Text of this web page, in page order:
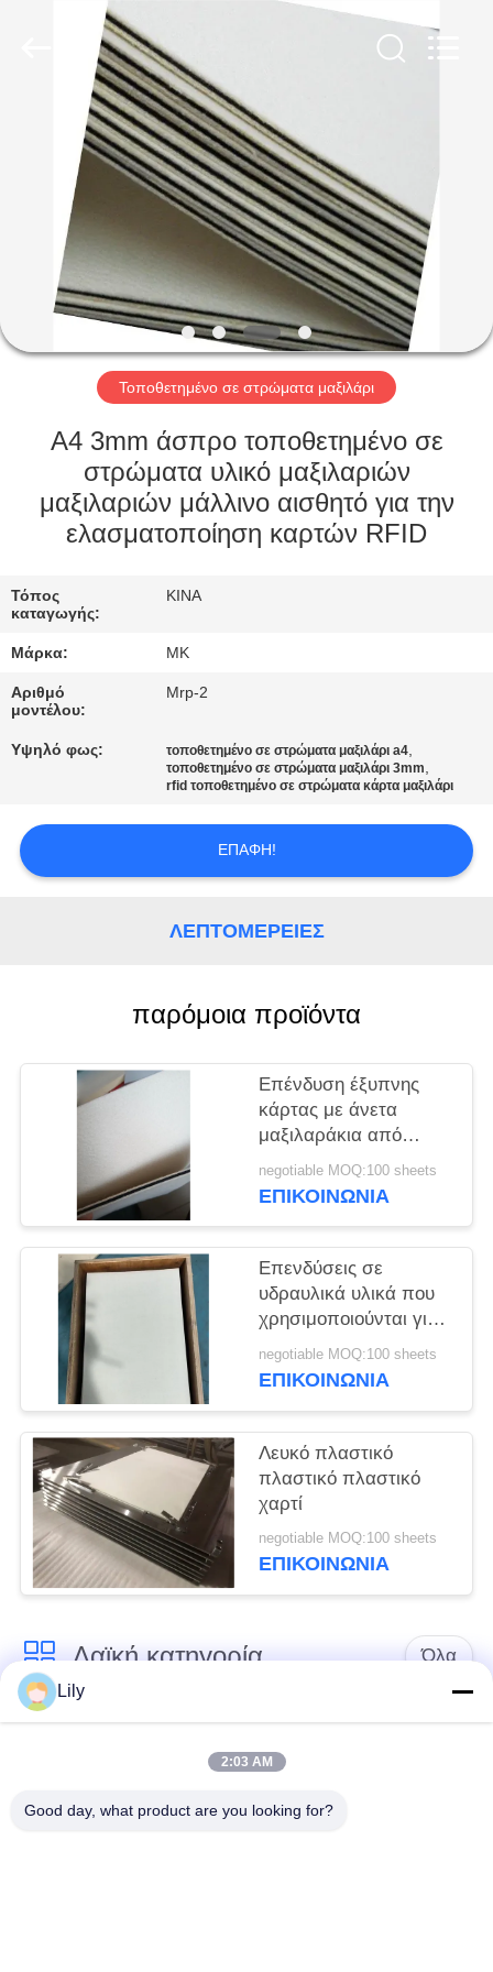
ΠΡΟΪΌΝΤΑ
ΒΊΝΤΕΟ
ΣΧΕΤΙΚΆ
ΜΕ
ΕΠΙΣΚΕΨΉ
ΕΡΓΟΣΤΑΣΊΟΥ
ΠΟΙΌΤΗΤΑΣ
ΕΠΙΚΟΙΝΩΝΉΣΤΕ
ΜΑΖΊ
ΜΑΣ
ΕΙΔΉΣΕΙΣ
ΖΗΤΉΣΤΕ
SITEMAP
PRIVACY
Τοποθετημένο σε στρώματα μαξιλάρι
A4 3mm άσπρο τοποθετημένο σε
στρώματα υλικό μαξιλαριών
μαξιλαριών μάλλινο αισθητό για την
ελασματοποίηση καρτών RFID
Τόπος
καταγωγής:
ΚΙΝΑ
Μάρκα: MK
Αριθμό
μοντέλου:
Mrp-2
Υψηλό φως: τοποθετημένο σε στρώματα μαξιλάρι a4,
τοποθετημένο σε στρώματα μαξιλάρι 3mm,
rfid τοποθετημένο σε στρώματα κάρτα μαξιλάρι
ΕΠΑΦΉ!
ΛΕΠΤΟΜΈΡΕΙΕΣ
παρόμοια προϊόντα
Επένδυση έξυπνης
κάρτας με άνετα
μαξιλαράκια από
τσόχα με φινίρισμα
μάλλινης επιφάνειας
negotiable MOQ:100 sheets
ΕΠΙΚΟΙΝΩΝΙΑ
Επενδύσεις σε
υδραυλικά υλικά που
χρησιμοποιούνται για
την κατασκευή
υδραυλικών υλών
negotiable MOQ:100 sheets
ΕΠΙΚΟΙΝΩΝΙΑ
Λευκό πλαστικό
πλαστικό πλαστικό
χαρτί
negotiable MOQ:100 sheets
ΕΠΙΚΟΙΝΩΝΙΑ
Λαϊκή κατηγορία Όλα
Υλικό έξυπνων
Εκτυπώσιμα φύλλα
Ψηφιακά φύλλα PVC
Lily
2:03 AM
Good day, what product are you looking for?